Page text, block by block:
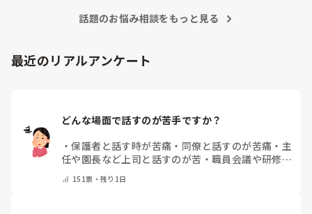
話題のお悩み相談をもっと見る
最近のリアルアンケート
どんな場面で話すのが苦手ですか？
・保護者と話す時が苦痛 ・ 同僚と話すのが苦痛 ・ 主
任や園長など上司と話すのが苦 ・ 職員会議や研修場
他(コメントで教えてください)
151票・残り1日